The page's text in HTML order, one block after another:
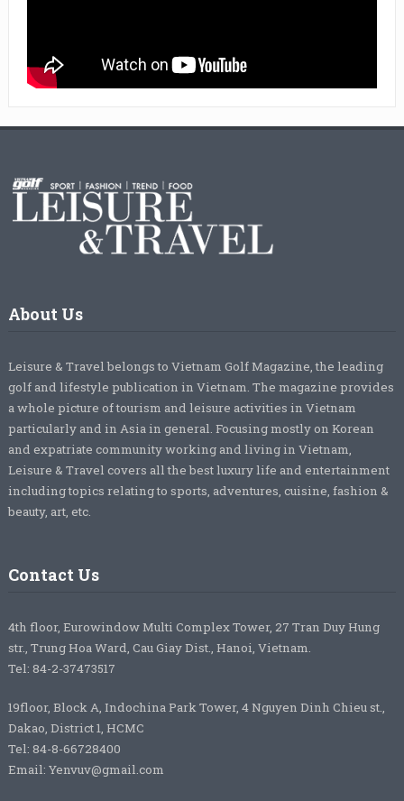
About Us
Leisure & Travel belongs to Vietnam Golf Magazine, the leading
golf and lifestyle publication in Vietnam. The magazine provides
a whole picture of tourism and leisure activities in Vietnam
particularly and in Asia in general. Focusing mostly on Korean
and expatriate community working and living in Vietnam,
Leisure & Travel covers all the best luxury life and entertainment
including topics relating to sports, adventures, cuisine, fashion &
beauty, art, etc.
Contact Us
4th floor, Eurowindow Multi Complex Tower, 27 Tran Duy Hung
str., Trung Hoa Ward, Cau Giay Dist., Hanoi, Vietnam.
Tel: 84-2-37473517
19floor, Block A, Indochina Park Tower, 4 Nguyen Dinh Chieu st.,
Dakao, District 1, HCMC
Tel: 84-8-66728400
Email: Yenvuv@gmail.com